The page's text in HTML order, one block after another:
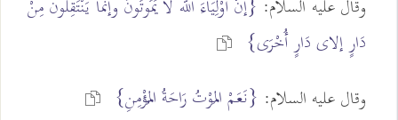
وقال عليه السلام: {إنَّ أَوْلِيَاءَ الله لا يَمُوتُونَ وإنّما يَنْتَقِلُون مِنْ
دَارٍ إلاى دَارٍ أُخْرَى}
وقال عليه السلام: {نَعَمْ المَوْتُ رَاحَةُ المُؤْمِنِ}